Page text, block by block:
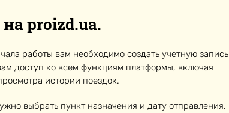
proizd.ua.
работы вам необходимо создать учетную запись
доступ ко всем функциям платформы, включая
истории поездок.
выбрать пункт назначения и дату отправления.